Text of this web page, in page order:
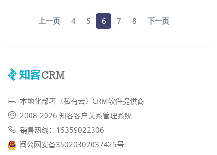
上一页 4 5 6 7 8 下一页
本地化部署（私有云）CRM软件提供商
2008-2026 知客客户关系管理系统
销售热线：15359022306
闽公网安备35020302037425号